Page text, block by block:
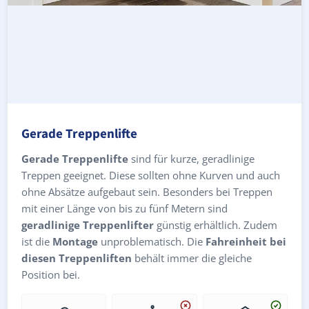
Gerade Treppenlifte
Gerade Treppenlifte sind für kurze, geradlinige
Treppen geeignet. Diese sollten ohne Kurven und auch
ohne Absätze aufgebaut sein. Besonders bei Treppen
mit einer Länge von bis zu fünf Metern sind
geradlinige Treppenlifter günstig erhältlich. Zudem
ist die Montage unproblematisch. Die Fahreinheit bei
diesen Treppenliften behält immer die gleiche
Position bei.